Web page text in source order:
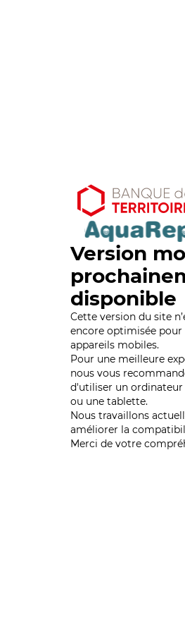
Version
disponible
Cette version du site
encore optimisée pour
appareils mobiles.
Pour une meilleure
nous vous
d'utiliser un ordinateur
ou une tablette.
Nous travaillons
améliorer la
Merci de votre